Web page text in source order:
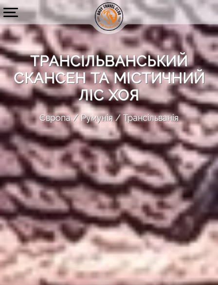
ТРАНСІЛЬВАНСЬКИЙ
СКАНСЕН ТА МІСТИЧНИЙ
ЛІС ХОЯ
Європа Румунія Трансільванія